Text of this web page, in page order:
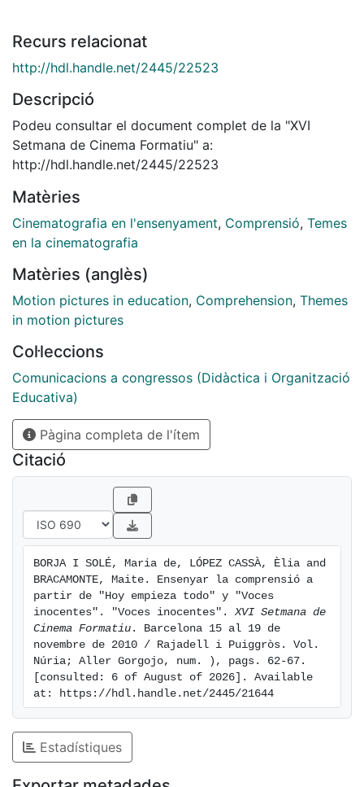
Recurs relacionat
http://hdl.handle.net/2445/22523
Descripció
Podeu consultar el document complet de la "XVI
Setmana de Cinema Formatiu" a:
http://hdl.handle.net/2445/22523
Matèries
Cinematografia en l'ensenyament, Comprensió, Temes
en la cinematografia
Matèries (anglès)
Motion pictures in education, Comprehension, Themes
in motion pictures
Col·leccions
Comunicacions a congressos (Didàctica i Organització
Educativa)
Pàgina completa de l'ítem
Citació
BORJA I SOLÉ, Maria de, LÓPEZ CASSÀ, Èlia and
BRACAMONTE, Maite. Ensenyar la comprensió a
partir de "Hoy empieza todo" y "Voces
inocentes". "Voces inocentes". XVI Setmana de
Cinema Formatiu . Barcelona 15 al 19 de
novembre de 2010 / Rajadell i Puiggròs. Vol.
Núria; Aller Gorgojo, num. ), pags. 62-67.
[consulted: 6 of August of 2026]. Available
at: https://hdl.handle.net/2445/21644
Estadístiques